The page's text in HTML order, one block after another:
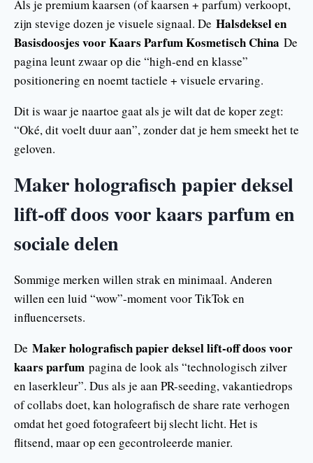
Als je premium kaarsen (of kaarsen + parfum) verkoopt,
zijn stevige dozen je visuele signaal. De Halsdeksel en
Basisdoosjes voor Kaars Parfum Kosmetisch China De
pagina leunt zwaar op die “high-end en klasse”
positionering en noemt tactiele + visuele ervaring.
Dit is waar je naartoe gaat als je wilt dat de koper zegt:
“Oké, dit voelt duur aan”, zonder dat je hem smeekt het te
geloven.
Maker holografisch papier deksel
lift-off doos voor kaars parfum en
sociale delen
Sommige merken willen strak en minimaal. Anderen
willen een luid “wow”-moment voor TikTok en
influencersets.
De Maker holografisch papier deksel lift-off doos voor
kaars parfum pagina de look als “technologisch zilver
en laserkleur”. Dus als je aan PR-seeding, vakantiedrops
of collabs doet, kan holografisch de share rate verhogen
omdat het goed fotografeert bij slecht licht. Het is
flitsend, maar op een gecontroleerde manier.